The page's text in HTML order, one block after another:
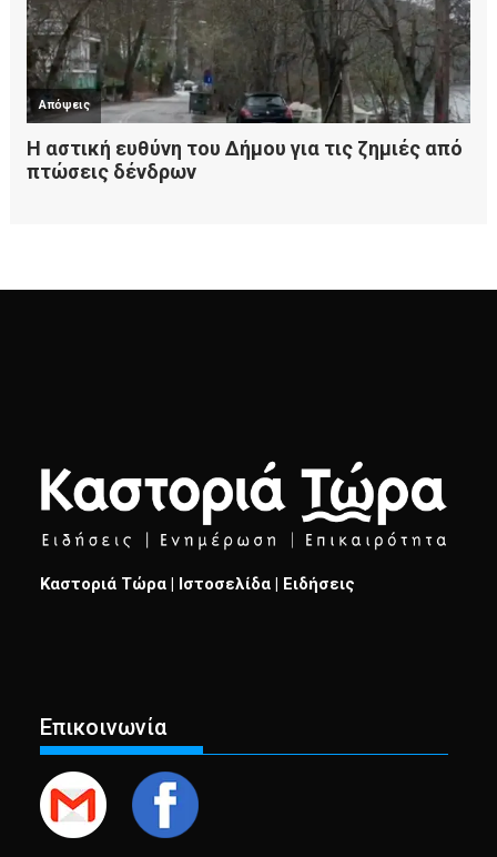
Καστοριά Τώρα | Ιστοσελίδα | Ειδήσεις
Επικοινωνία